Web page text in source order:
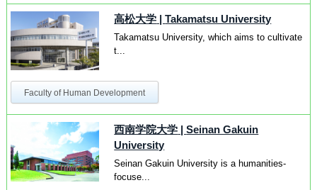
高松大学 |Takamatsu University
Takamatsu University, which aims to cultivate
t...
Faculty of Human Development
西南学院大学 |Seinan Gakuin
University
Seinan Gakuin University is a humanities-
focuse...